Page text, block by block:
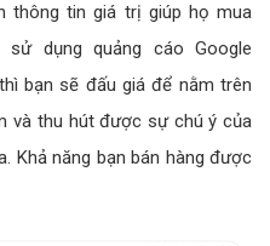
thông tin giá trị giúp họ mua
dụng quảng cáo Google
bạn sẽ đấu giá để nằm trên
và thu hút được sự chú ý của
Khả năng bạn bán hàng được